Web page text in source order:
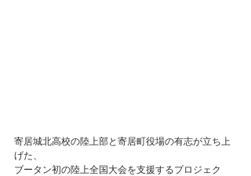
寄居城北高校の陸上部と寄居町役場の有志が立ち上
げた、
ブータン初の陸上全国大会を支援するプロジェク